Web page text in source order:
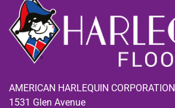
AMERICAN HARLEQUIN CORPORATION
1531 Glen Avenue